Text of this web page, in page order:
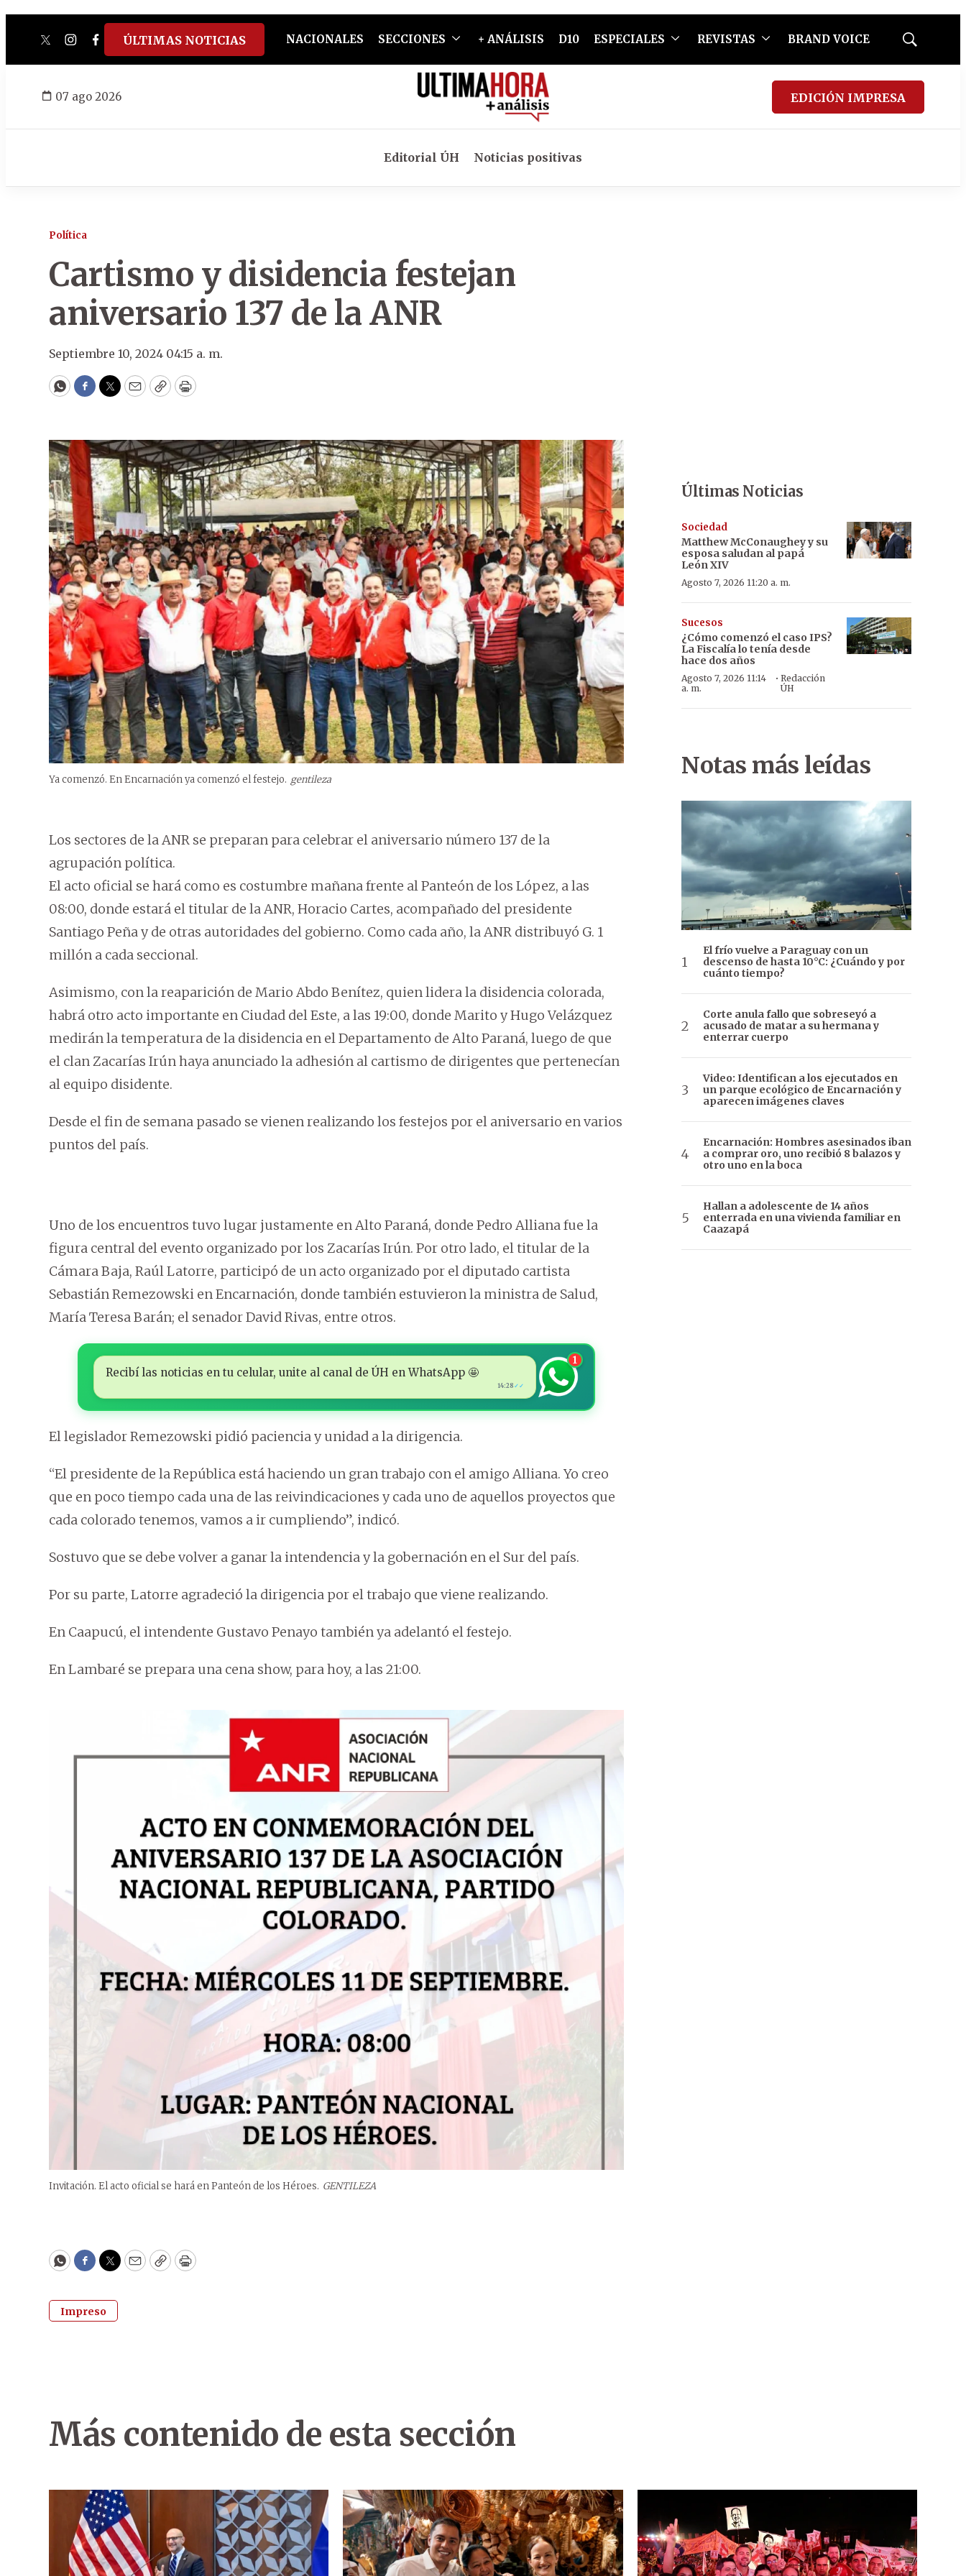
twitterinstagram
facebook
tiktokyoutube
spotify
ÚLTIMAS NOTICIAS NACIONALES SECCIONES + ANÁLISIS D10 ESPECIALES REVISTAS BRAND VOICE
Mostrar
07 ago 2026 EDICIÓN IMPRESA
Editorial ÚH Noticias positivas
Política
Cartismo y disidencia festejan
aniversario 137 de la ANR
Septiembre 10, 2024 04:15 a. m.
WhatsApp
Facebook
Twitter
EmailCopyPrint
Ya comenzó. En Encarnación ya comenzó el festejo. gentileza
Los sectores de la ANR se preparan para celebrar el aniversario número 137 de la
agrupación política.
El acto oficial se hará como es costumbre mañana frente al Panteón de los López, a las
08:00, donde estará el titular de la ANR, Horacio Cartes, acompañado del presidente
Santiago Peña y de otras autoridades del gobierno. Como cada año, la ANR distribuyó G. 1
millón a cada seccional.
Asimismo, con la reaparición de Mario Abdo Benítez, quien lidera la disidencia colorada,
habrá otro acto importante en Ciudad del Este, a las 19:00, donde Marito y Hugo Velázquez
medirán la temperatura de la disidencia en el Departamento de Alto Paraná, luego de que
el clan Zacarías Irún haya anunciado la adhesión al cartismo de dirigentes que pertenecían
al equipo disidente.
Desde el fin de semana pasado se vienen realizando los festejos por el aniversario en varios
puntos del país.
Uno de los encuentros tuvo lugar justamente en Alto Paraná, donde Pedro Alliana fue la
figura central del evento organizado por los Zacarías Irún. Por otro lado, el titular de la
Cámara Baja, Raúl Latorre, participó de un acto organizado por el diputado cartista
Sebastián Remezowski en Encarnación, donde también estuvieron la ministra de Salud,
María Teresa Barán; el senador David Rivas, entre otros.
Recibí las noticias en tu celular, unite al canal de ÚH en WhatsApp 🤩
14:28 ✓✓
1
El legislador Remezowski pidió paciencia y unidad a la dirigencia.
“El presidente de la República está haciendo un gran trabajo con el amigo Alliana. Yo creo
que en poco tiempo cada una de las reivindicaciones y cada uno de aquellos proyectos que
cada colorado tenemos, vamos a ir cumpliendo”, indicó.
Sostuvo que se debe volver a ganar la intendencia y la gobernación en el Sur del país.
Por su parte, Latorre agradeció la dirigencia por el trabajo que viene realizando.
En Caapucú, el intendente Gustavo Penayo también ya adelantó el festejo.
En Lambaré se prepara una cena show, para hoy, a las 21:00.
Invitación. El acto oficial se hará en Panteón de los Héroes. GENTILEZA
WhatsApp
Facebook
Twitter
EmailCopyPrint
Impreso
Últimas Noticias
Sociedad
Matthew McConaughey y su
esposa saludan al papá
León XIV
Agosto 7, 2026 11:20 a. m.
Sucesos
¿Cómo comenzó el caso IPS?
La Fiscalía lo tenía desde
hace dos años
Agosto 7, 2026 11:14
a. m.
· Redacción
ÚH
Notas más leídas
El frío vuelve a Paraguay con un
descenso de hasta 10°C: ¿Cuándo y por
cuánto tiempo?
Corte anula fallo que sobreseyó a
acusado de matar a su hermana y
enterrar cuerpo
Video: Identifican a los ejecutados en
un parque ecológico de Encarnación y
aparecen imágenes claves
Encarnación: Hombres asesinados iban
a comprar oro, uno recibió 8 balazos y
otro uno en la boca
Hallan a adolescente de 14 años
enterrada en una vivienda familiar en
Caazapá
Más contenido de esta sección